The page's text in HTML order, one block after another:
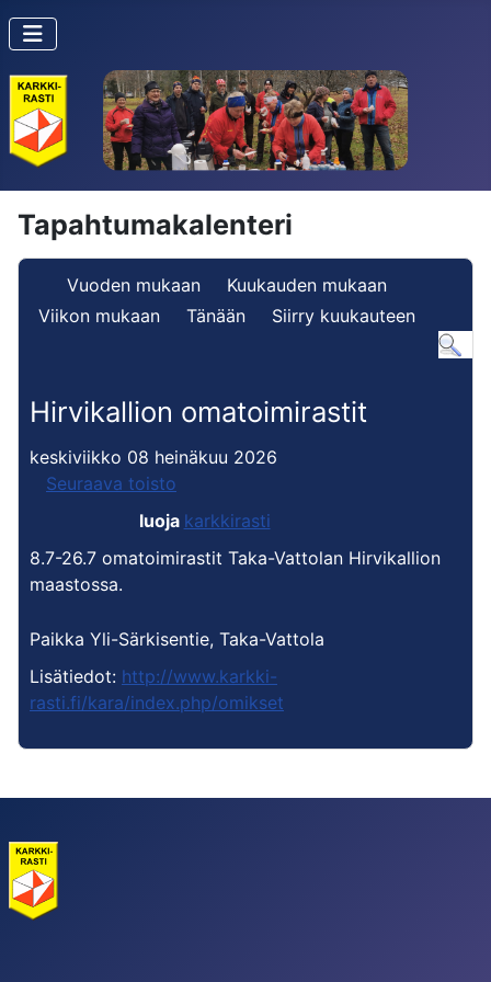
Tapahtumakalenteri
Vuoden mukaan
Kuukauden mukaan
Viikon mukaan
Tänään Siirry kuukauteen
Hirvikallion omatoimirastit
keskiviikko 08 heinäkuu 2026
Seuraava toisto
luoja karkkirasti
8.7-26.7 omatoimirastit Taka-Vattolan Hirvikallion
maastossa.
Paikka Yli-Särkisentie, Taka-Vattola
Lisätiedot: http://www.karkki-
rasti.fi/kara/index.php/omikset